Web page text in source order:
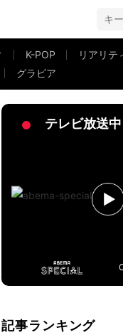
K-POP リアリテ
グラビア
び 映画『午前0時、キス
テレビ放送中
記事ランキング